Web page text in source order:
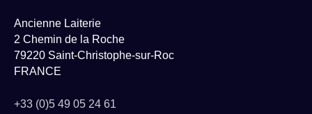
Ancienne Laiterie
2 Chemin de la Roche
79220 Saint-Christophe-sur-Roc
FRANCE
+33 (0)5 49 05 24 61